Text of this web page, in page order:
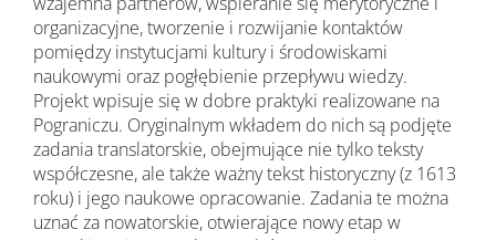
organizacyjne, tworzenie i rozwijanie kontaktów
pomiędzy instytucjami kultury i środowiskami
naukowymi oraz pogłębienie przepływu wiedzy.
Projekt wpisuje się w dobre praktyki realizowane na
Pograniczu. Oryginalnym wkładem do nich są podjęte
zadania translatorskie, obejmujące nie tylko teksty
współczesne, ale także ważny tekst historyczny (z 1613
roku) i jego naukowe opracowanie. Zadania te można
uznać za nowatorskie, otwierające nowy etap w